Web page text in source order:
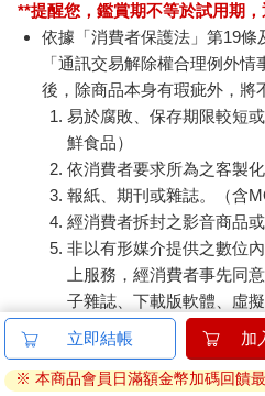
**提醒您，鑑賞期不等於試用期
依據「消費者保護法」第19條
「通訊交易解除權合理例外
後，除商品本身有瑕疵外，將
易於腐敗、保存期限較短
鮮食品）
依消費者要求所為之客製
報紙、期刊或雜誌。（含
經消費者拆封之影音商品或
非以有形媒介提供之數位
上服務，經消費者事先同
子雜誌、下載版軟體、虛
已拆封之個人衛生用品。
若非上列種類商品，均享有到
立即結帳 加
※ 本商品會員日滿額金幣加碼回饋